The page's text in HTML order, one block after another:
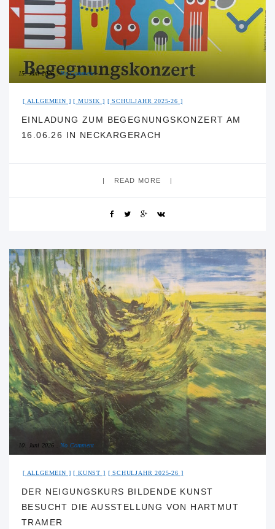
15. Juni 2026 No Comment
ALLGEMEIN MUSIK SCHULJAHR 2025-26
EINLADUNG ZUM BEGEGNUNGSKONZERT AM
16.06.26 IN NECKARGERACH
READ MORE
10. Juni 2026 No Comment
ALLGEMEIN KUNST SCHULJAHR 2025-26
DER NEIGUNGSKURS BILDENDE KUNST
BESUCHT DIE AUSSTELLUNG VON HARTMUT
TRAMER